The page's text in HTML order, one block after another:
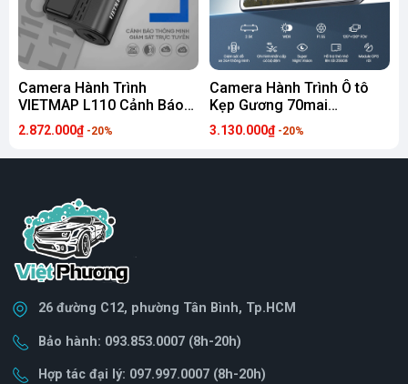
Camera Hành Trình
VIETMAP L110 Cảnh Báo
Giao Thông, Định Vị và
Giám Sát Xe Từ Xa (Tặng
sim 4G 1 năm)
2.872.000₫ -20%
Camera Hành Trình Ô tô
Kẹp Gương 70mai
Rearview Dash Cam S410
(Màn hình cảm ứng, ra
lệnh giọng nói)
3.130.000₫ -20%
26 đường C12, phường Tân Bình, Tp.HCM
Bảo hành: 093.853.0007 (8h-20h)
Hợp tác đại lý: 097.997.0007 (8h-20h)